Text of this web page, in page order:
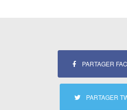
PARTAGER
PARTAGER